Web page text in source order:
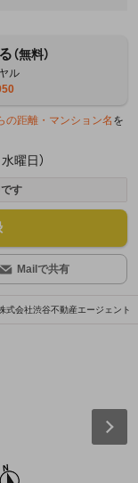
（無料）
ル
の距離・マンション名 を
曜日）
す
Mailで共有
式会社渋谷不動産エージェント